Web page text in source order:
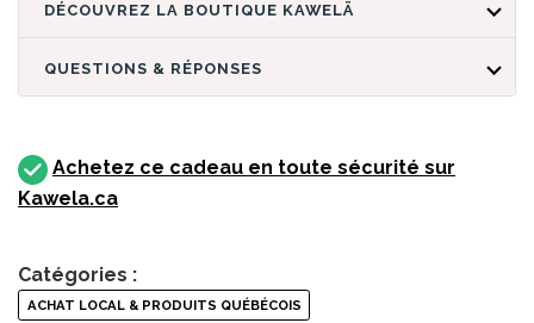
DÉCOUVREZ LA BOUTIQUE KAWELÄ
QUESTIONS & RÉPONSES
Achetez ce cadeau en toute sécurité sur
Kawela.ca
Catégories :
ACHAT LOCAL & PRODUITS QUÉBÉCOIS